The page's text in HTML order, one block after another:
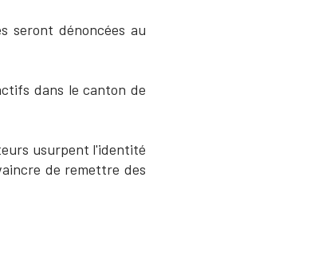
seront dénoncées au
dans le canton de
usurpent l'identité
de remettre des